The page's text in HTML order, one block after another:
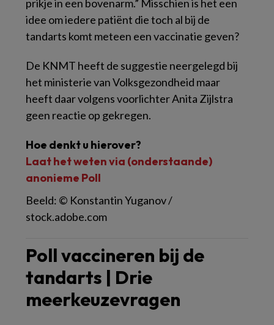
prikje in een bovenarm.” Misschien is het een
idee om iedere patiënt die toch al bij de
tandarts komt meteen een vaccinatie geven?
De KNMT heeft de suggestie neergelegd bij
het ministerie van Volksgezondheid maar
heeft daar volgens voorlichter Anita Zijlstra
geen reactie op gekregen.
Hoe denkt u hierover?
Laat het weten via (onderstaande)
anonieme Poll
Beeld: © Konstantin Yuganov /
stock.adobe.com
Poll vaccineren bij de
tandarts | Drie
meerkeuzevragen